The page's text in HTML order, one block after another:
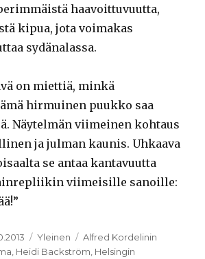
haavoittuvuutta,
kipua, jota voimakas
sydänalassa.
on miettiä, minkä
hirmuinen puukko saa
Näytelmän viimeinen kohtaus
ja julman kaunis. Uhkaava
se antaa kantavuutta
viimeisille sanoille:
Kategoriat
Yleinen Avainsanat
Alfred Kordelinin
Heidi Backström Helsingin